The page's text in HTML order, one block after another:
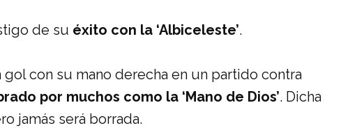
de su éxito con la ‘Albiceleste’.
con su mano derecha en un partido contra
por muchos como la ‘Mano de Dios’. Dicha
jamás será borrada.